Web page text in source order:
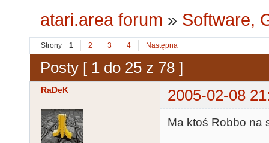
atari.area forum » Software,
Strony 1 2 3 4 Następna
Posty [ 1 do 25 z 78 ]
RaDeK 2005-02-08
Ma ktoś Robbo na